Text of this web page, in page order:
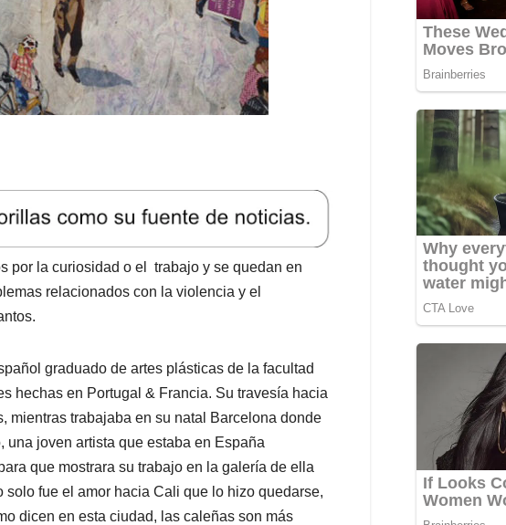
por la curiosidad o el trabajo y se quedan en
relacionados con la violencia y el
graduado de artes plásticas de la facultad
hechas en Portugal & Francia. Su travesía hacia
mientras trabajaba en su natal Barcelona donde
joven artista que estaba en España
que mostrara su trabajo en la galería de ella
fue el amor hacia Cali que lo hizo quedarse,
dicen en esta ciudad, las caleñas son más